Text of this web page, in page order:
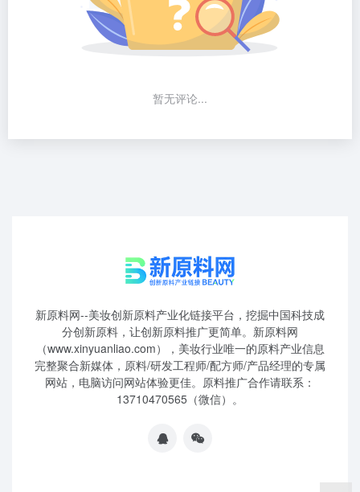
暂无评论...
新原料网--美妆创新原料产业化链接平台，挖掘中国科技成
分创新原料，让创新原料推广更简单。新原料网
（www.xinyuanliao.com），美妆行业唯一的原料产业信息
完整聚合新媒体，原料/研发工程师/配方师/产品经理的专属
网站，电脑访问网站体验更佳。原料推广合作请联系：
13710470565（微信）。